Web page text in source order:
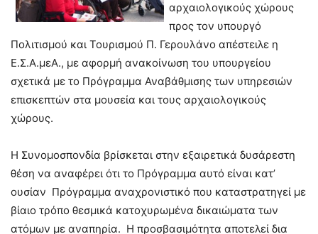
αρχαιολογικούς χώρους
προς τον υπουργό
Πολιτισμού και Τουρισμού Π. Γερουλάνο απέστειλε η
Ε.Σ.Α.μεΑ., με αφορμή ανακοίνωση του υπουργείου
σχετικά με το Πρόγραμμα Αναβάθμισης των υπηρεσιών
επισκεπτών στα μουσεία και τους αρχαιολογικούς
χώρους.
Η Συνομοσπονδία βρίσκεται στην εξαιρετικά δυσάρεστη
θέση να αναφέρει ότι το Πρόγραμμα αυτό είναι κατ’
ουσίαν Πρόγραμμα αναχρονιστικό που καταστρατηγεί με
βίαιο τρόπο θεσμικά κατοχυρωμένα δικαιώματα των
ατόμων με αναπηρία. Η προσβασιμότητα αποτελεί δια